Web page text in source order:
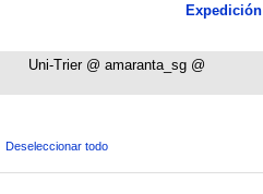
Expedición
Uni-Trier @ amaranta_sg @
Deseleccionar todo